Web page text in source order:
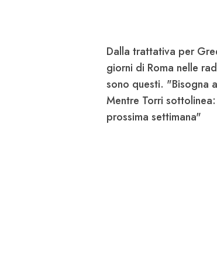
Dalla trattativa per
giorni di Roma nelle
sono questi. "Bisogna
Mentre Torri
prossima settimana"